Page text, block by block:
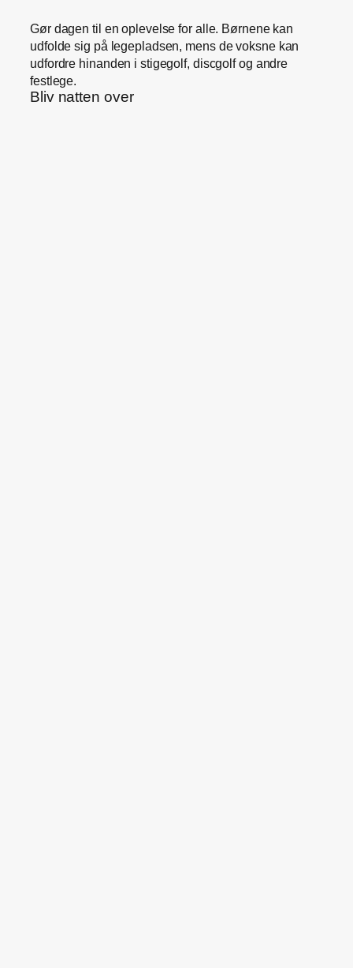
Gør dagen til en oplevelse for alle. Børnene kan
udfolde sig på legepladsen, mens de voksne kan
udfordre hinanden i stigegolf, discgolf og andre
festlege.
Bliv natten over